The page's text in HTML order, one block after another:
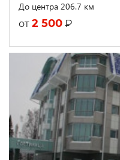
До центра 206.7 км
от 2 500 ₽